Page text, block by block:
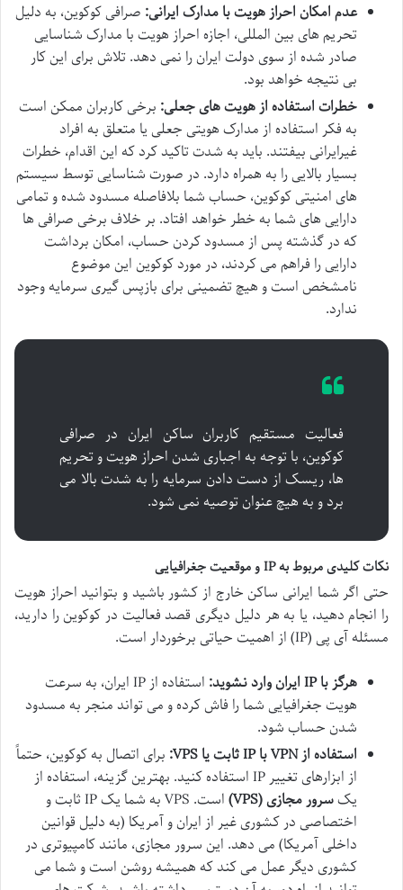
عدم امکان احراز هویت با مدارک ایرانی: صرافی کوکوین، به دلیل
تحریم های بین المللی، اجازه احراز هویت با مدارک شناسایی
صادر شده از سوی دولت ایران را نمی دهد. تلاش برای این کار
بی نتیجه خواهد بود.
خطرات استفاده از هویت های جعلی: برخی کاربران ممکن است
به فکر استفاده از مدارک هویتی جعلی یا متعلق به افراد
غیرایرانی بیفتند. باید به شدت تاکید کرد که این اقدام، خطرات
بسیار بالایی را به همراه دارد. در صورت شناسایی توسط سیستم
های امنیتی کوکوین، حساب شما بلافاصله مسدود شده و تمامی
دارایی های شما به خطر خواهد افتاد. بر خلاف برخی صرافی ها
که در گذشته پس از مسدود کردن حساب، امکان برداشت
دارایی را فراهم می کردند، در مورد کوکوین این موضوع
نامشخص است و هیچ تضمینی برای بازپس گیری سرمایه وجود
ندارد.
فعالیت مستقیم کاربران ساکن ایران در صرافی
کوکوین، با توجه به اجباری شدن احراز هویت و تحریم
ها، ریسک از دست دادن سرمایه را به شدت بالا می
برد و به هیچ عنوان توصیه نمی شود.
نکات کلیدی مربوط به IP و موقعیت جغرافیایی
حتی اگر شما ایرانی ساکن خارج از کشور باشید و بتوانید احراز هویت
را انجام دهید، یا به هر دلیل دیگری قصد فعالیت در کوکوین را دارید،
مسئله آی پی (IP) از اهمیت حیاتی برخوردار است.
هرگز با IP ایران وارد نشوید:
استفاده از IP ایران، به سرعت
هویت جغرافیایی شما را فاش کرده و می تواند منجر به مسدود
شدن حساب شود.
استفاده از VPN با IP ثابت یا VPS:
برای اتصال به کوکوین، حتماً
از ابزارهای تغییر IP استفاده کنید. بهترین گزینه، استفاده از
یکسرور مجازی (VPS)
است. VPS به شما یک IP ثابت و
اختصاصی در کشوری غیر از ایران و آمریکا (به دلیل قوانین
داخلی آمریکا) می دهد. این سرور مجازی، مانند کامپیوتری در
کشوری دیگر عمل می کند که همیشه روشن است و شما می